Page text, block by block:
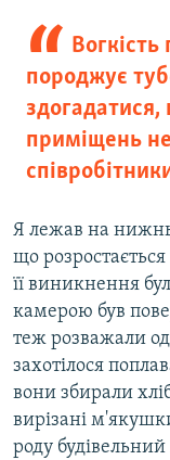
породжує
здогадатися,
приміщень
Я лежав на
що розростається
її виникнення
камерою був
теж розважали
захотілося
вони збирали
вирізані
роду